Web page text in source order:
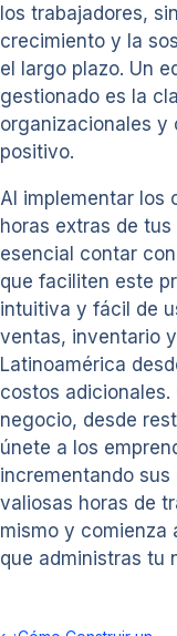
los trabajadores,
crecimiento y la
el largo plazo. Un
gestionado es la
organizacionales y
positivo.
Al implementar los
horas extras de
esencial contar
que faciliten este
intuitiva y fácil de
ventas, inventario
Latinoamérica
costos
negocio, desde
únete a los
incrementando
valiosas horas de
mismo y comienza
que administras tu